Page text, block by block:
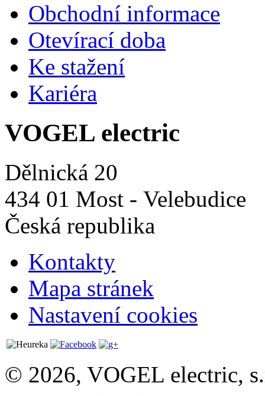
Obchodní informace
Otevírací doba
Ke stažení
Kariéra
VOGEL electric
Dělnická 20
434 01 Most - Velebudice
Česká republika
Kontakty
Mapa stránek
Nastavení cookies
© 2026, VOGEL electric,